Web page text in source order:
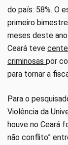
do país: 58%. O
primeiro
meses deste
Ceará teve
criminosas por
para tornar a
Para o
Violência da
houve no Ceará
não conflito”